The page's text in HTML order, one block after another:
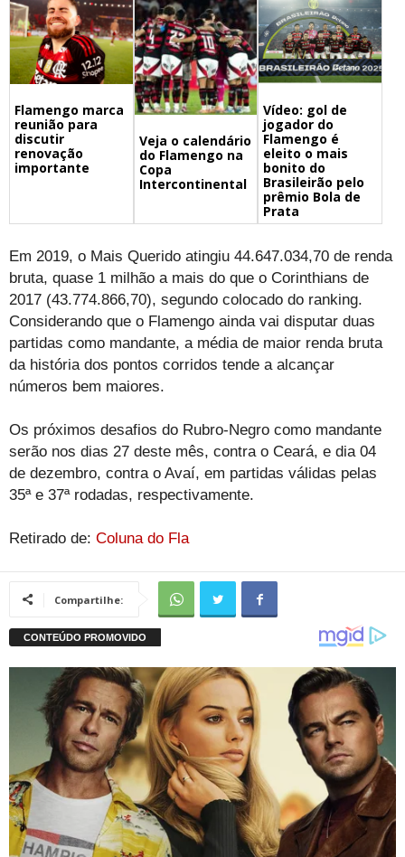
Flamengo marca
reunião para
discutir
renovação
importante
Veja o calendário
do Flamengo na
Copa
Intercontinental
Vídeo: gol de
jogador do
Flamengo é
eleito o mais
bonito do
Brasileirão pelo
prêmio Bola de
Prata
Em 2019, o Mais Querido atingiu 44.647.034,70 de renda
bruta, quase 1 milhão a mais do que o Corinthians de
2017 (43.774.866,70), segundo colocado do ranking.
Considerando que o Flamengo ainda vai disputar duas
partidas como mandante, a média de maior renda bruta
da história dos pontos corridos tende a alcançar
números bem maiores.
Os próximos desafios do Rubro-Negro como mandante
serão nos dias 27 deste mês, contra o Ceará, e dia 04
de dezembro, contra o Avaí, em partidas válidas pelas
35ª e 37ª rodadas, respectivamente.
Retirado de: Coluna do Fla
Compartilhe: